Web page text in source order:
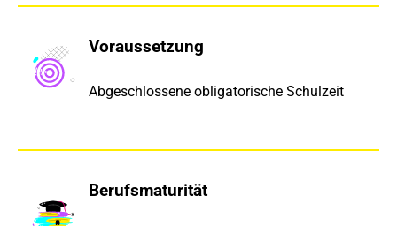
Voraussetzung
Abgeschlossene obligatorische Schulzeit
Berufsmaturität